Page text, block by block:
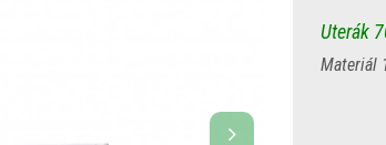
Uterák
Materiál